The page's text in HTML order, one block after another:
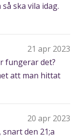
ska vila idag.
21 apr 2023
fungerar det?
att man hittat
20 apr 2023
den 21;a